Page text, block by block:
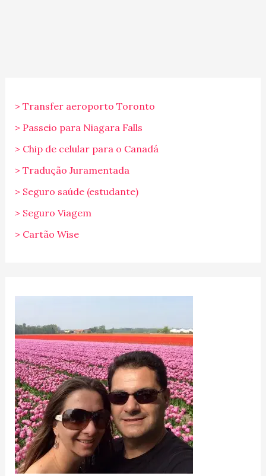
> Transfer aeroporto Toronto
> Passeio para Niagara Falls
> Chip de celular para o Canadá
> Tradução Juramentada
> Seguro saúde (estudante)
> Seguro Viagem
> Cartão Wise